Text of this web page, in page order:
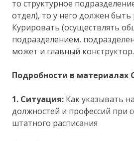
то структурное
отдел), то у него должен быть
Курировать (осуществлять
подразделением,
может и главный конструктор.
Подробности в материалах
1. Ситуация: Как указывать
должностей и профессий при
штатного расписания